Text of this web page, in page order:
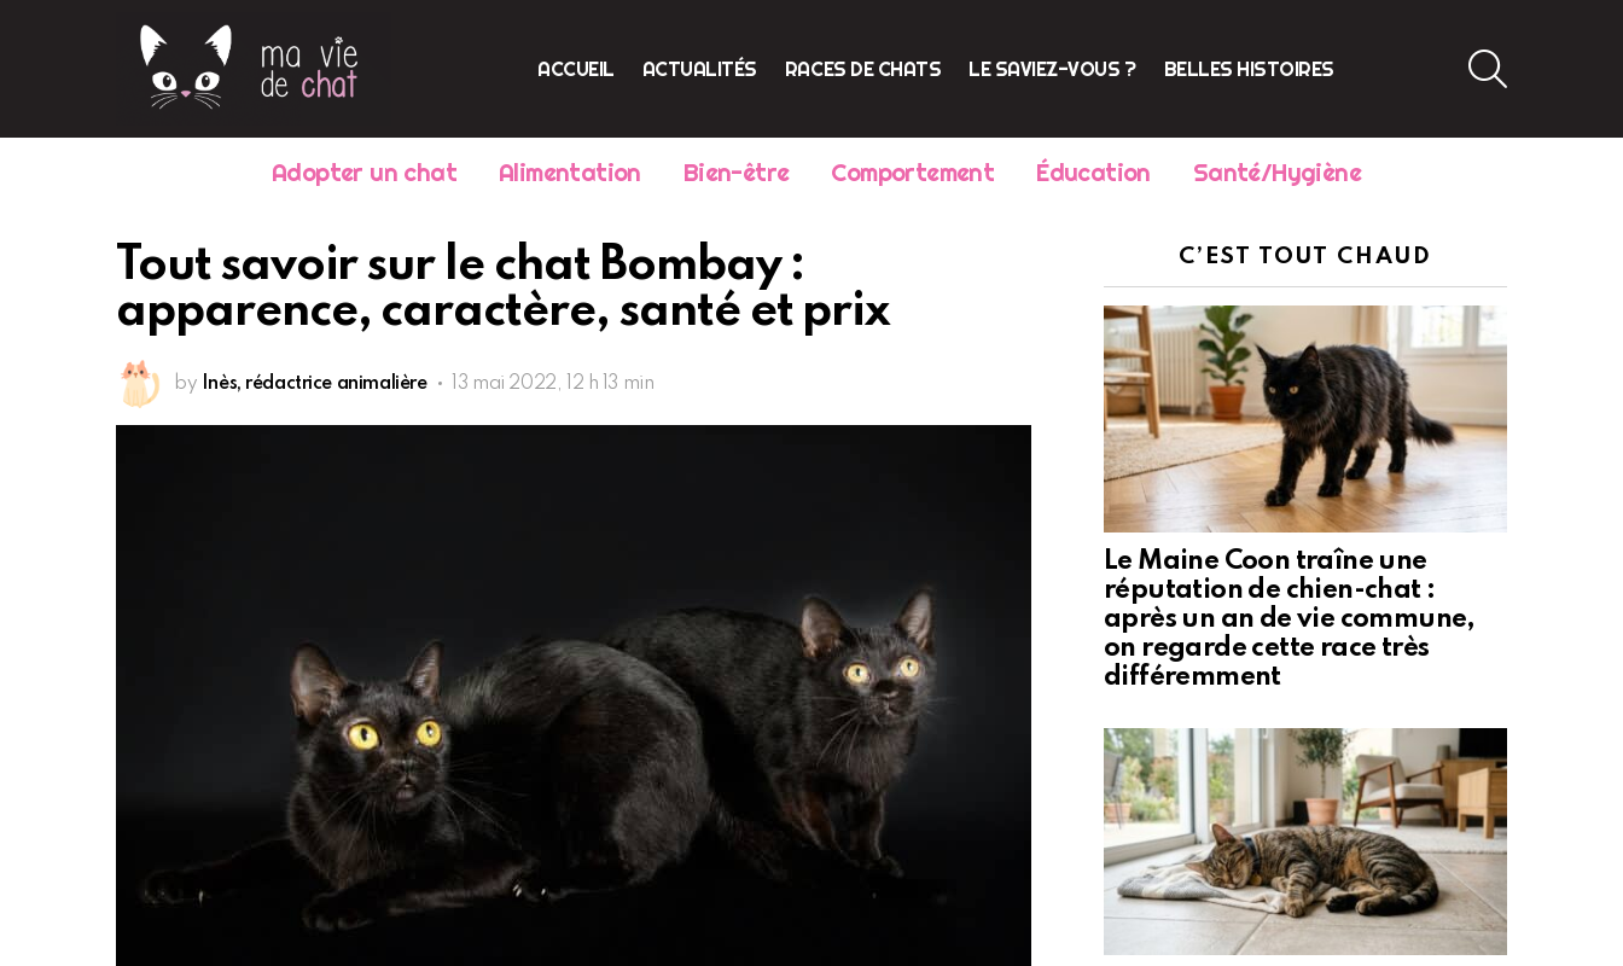
ACCUEIL ACTUALITÉS RACES DE CHATS LE SAVIEZ-VOUS ? BELLES HISTOIRES
Adopter un chat Alimentation Bien-être Comportement Éducation Santé/Hygiène
Tout savoir sur le chat Bombay :
apparence, caractère, santé et prix
by Inès, rédactrice animalière 13 mai 2022, 12 h 13 min
C’EST TOUT CHAUD
Le Maine Coon traîne une
réputation de chien-chat :
après un an de vie commune,
on regarde cette race très
différemment